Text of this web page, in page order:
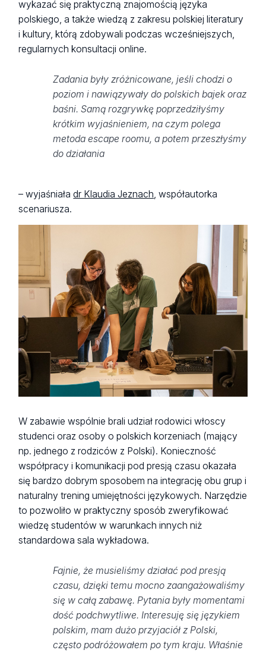
wykazać się praktyczną znajomością języka
polskiego, a także wiedzą z zakresu polskiej literatury
i kultury, którą zdobywali podczas wcześniejszych,
regularnych konsultacji online.
Zadania były zróżnicowane, jeśli chodzi o
poziom i nawiązywały do polskich bajek oraz
baśni. Samą rozgrywkę poprzedziłyśmy
krótkim wyjaśnieniem, na czym polega
metoda escape roomu, a potem przeszłyśmy
do działania
– wyjaśniaładr Klaudia Jeznach, współautorka
scenariusza.
W zabawie wspólnie brali udział rodowici włoscy
studenci oraz osoby o polskich korzeniach (mający
np. jednego z rodziców z Polski). Konieczność
współpracy i komunikacji pod presją czasu okazała
się bardzo dobrym sposobem na integrację obu grup i
naturalny trening umiejętności językowych. Narzędzie
to pozwoliło w praktyczny sposób zweryfikować
wiedzę studentów w warunkach innych niż
standardowa sala wykładowa.
Fajnie, że musieliśmy działać pod presją
czasu, dzięki temu mocno zaangażowaliśmy
się w całą zabawę. Pytania były momentami
dość podchwytliwe. Interesuję się językiem
polskim, mam dużo przyjaciół z Polski,
często podróżowałem po tym kraju. Właśnie